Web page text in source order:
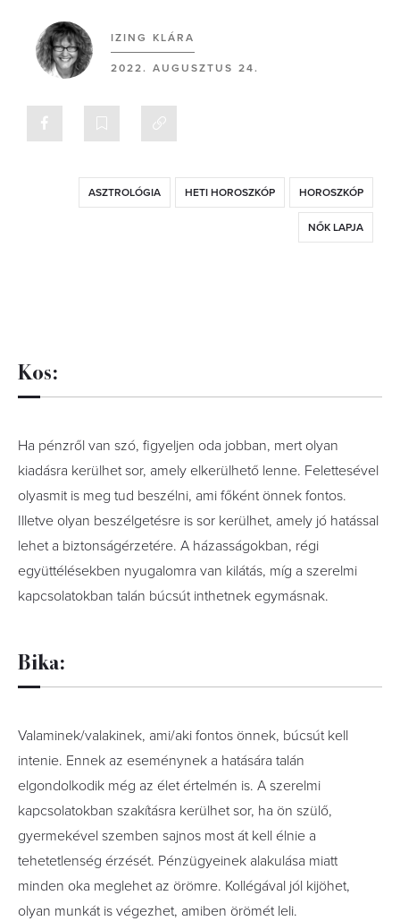
IZING KLÁRA
2022. AUGUSZTUS 24.
ASZTROLÓGIA HETI HOROSZKÓP HOROSZKÓP
NŐK LAPJA
Kos:
Ha pénzről van szó, figyeljen oda jobban, mert olyan
kiadásra kerülhet sor, amely elkerülhető lenne. Felettesével
olyasmit is meg tud beszélni, ami főként önnek fontos.
Illetve olyan beszélgetésre is sor kerülhet, amely jó hatással
lehet a biztonságérzetére. A házasságokban, régi
együttélésekben nyugalomra van kilátás, míg a szerelmi
kapcsolatokban talán búcsút inthetnek egymásnak.
Bika:
Valaminek/valakinek, ami/aki fontos önnek, búcsút kell
intenie. Ennek az eseménynek a hatására talán
elgondolkodik még az élet értelmén is. A szerelmi
kapcsolatokban szakításra kerülhet sor, ha ön szülő,
gyermekével szemben sajnos most át kell élnie a
tehetetlenség érzését. Pénzügyeinek alakulása miatt
minden oka meglehet az örömre. Kollégával jól kijöhet,
olyan munkát is végezhet, amiben örömét leli.